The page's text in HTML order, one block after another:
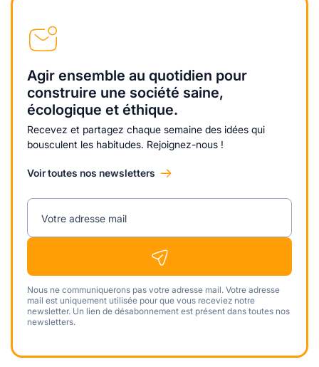
Agir ensemble au quotidien pour
construire une société saine,
écologique et éthique.
Recevez et partagez chaque semaine des idées qui
bousculent les habitudes. Rejoignez-nous !
Voir toutes nos newsletters
Votre adresse mail
Nous ne communiquerons pas votre adresse mail. Votre adresse
mail est uniquement utilisée pour que vous receviez notre
newsletter. Un lien de désabonnement est présent dans toutes nos
newsletters.